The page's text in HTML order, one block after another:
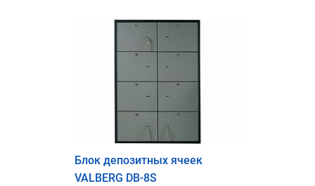
Блок депозитных ячеек
VALBERG DB-8S